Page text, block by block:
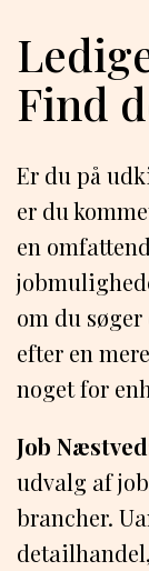
Find
Er du på
er du
en
om du
efter en
noget for
Job
udvalg af
brancher.